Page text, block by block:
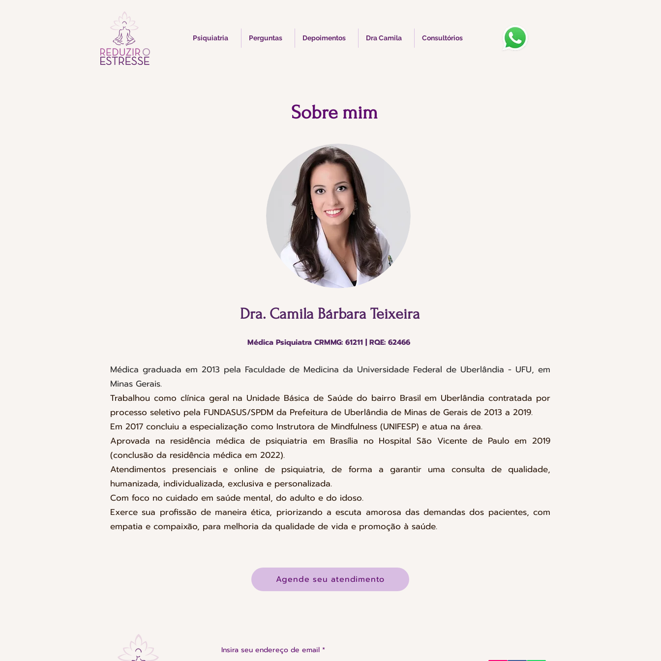
Psiquiatria Perguntas Depoimentos Dra Camila Consultórios
Sobre mim
Dra. Camila Bárbara Teixeira
Médica Psiquiatra CRMMG: 61211 | RQE: 62466
Médica graduada em 2013 pela Faculdade de Medicina da Universidade Federal de Uberlândia - UFU, em
Minas Gerais.
Trabalhou como clínica geral na Unidade Básica de Saúde do bairro Brasil em Uberlândia contratada por
processo seletivo pela FUNDASUS/SPDM da Prefeitura de Uberlândia de Minas de Gerais de 2013 a 2019.
Em 2017 concluiu a especialização como Instrutora de Mindfulness (UNIFESP) e atua na área.
Aprovada na residência médica de psiquiatria em Brasília no Hospital São Vicente de Paulo em 2019
(conclusão da residência médica em 2022).
Atendimentos presenciais e online de psiquiatria, de forma a garantir uma consulta de qualidade,
humanizada, individualizada, exclusiva e personalizada.
Com foco no cuidado em saúde mental, do adulto e do idoso.
Exerce sua profissão de maneira ética, priorizando a escuta amorosa das demandas dos pacientes, com
empatia e compaixão, para melhoria da qualidade de vida e promoção à saúde.
Agende seu atendimento
Insira seu endereço de email